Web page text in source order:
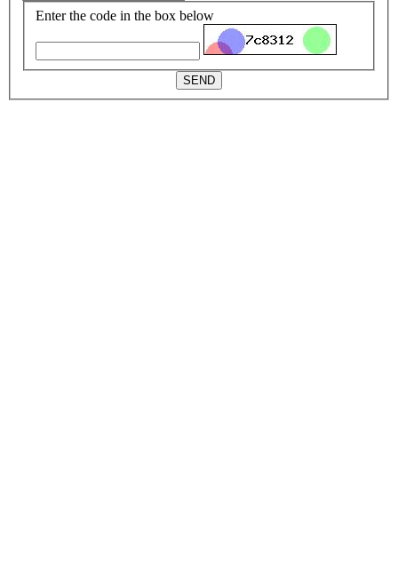
Enter the code in the box below
SEND